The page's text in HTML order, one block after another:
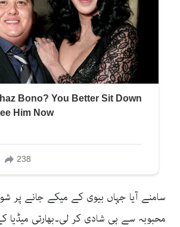
سامنے آیا جہاں بیوی کے میکے جانے پر
محبوبہ سے ہی شادی کر لی۔بھارتی میڈیا